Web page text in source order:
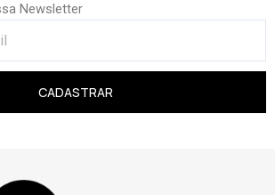
Newsletter
CADASTRAR